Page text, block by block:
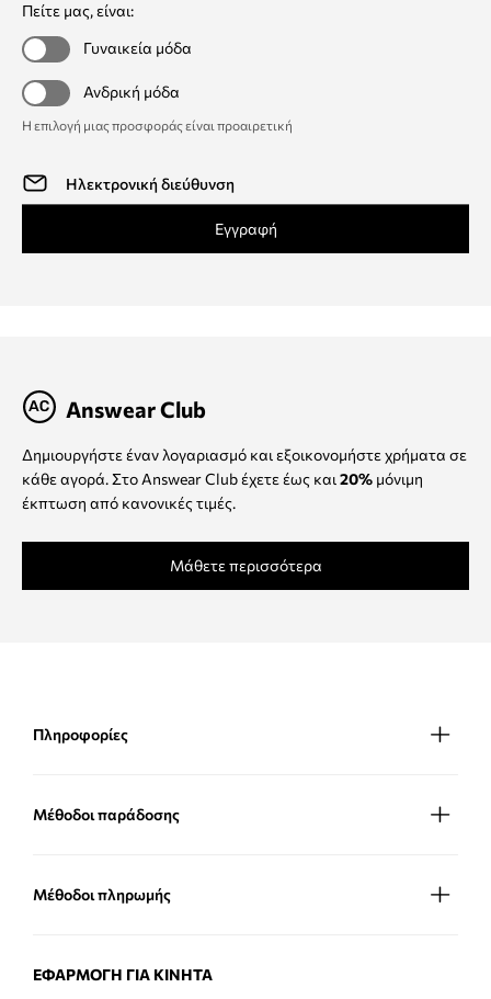
Πείτε μας, είναι:
Γυναικεία μόδα
Ανδρική μόδα
Η επιλογή μιας προσφοράς είναι προαιρετική
Εγγραφή
Answear Club
Δημιουργήστε έναν λογαριασμό και εξοικονομήστε χρήματα σε
κάθε αγορά. Στο Answear Club έχετε έως και 20% μόνιμη
έκπτωση από κανονικές τιμές.
Μάθετε περισσότερα
Πληροφορίες
Μέθοδοι παράδοσης
Μέθοδοι πληρωμής
ΕΦΑΡΜΟΓΉ ΓΙΑ ΚΙΝΗΤΆ